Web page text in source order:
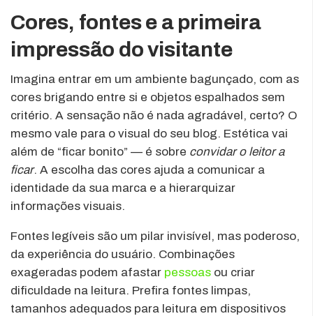
Cores, fontes e a primeira
impressão do visitante
Imagina entrar em um ambiente bagunçado, com as
cores brigando entre si e objetos espalhados sem
critério. A sensação não é nada agradável, certo? O
mesmo vale para o visual do seu blog. Estética vai
além de “ficar bonito” — é sobre convidar o leitor a
ficar. A escolha das cores ajuda a comunicar a
identidade da sua marca e a hierarquizar
informações visuais.
Fontes legíveis são um pilar invisível, mas poderoso,
da experiência do usuário. Combinações
exageradas podem afastar pessoas ou criar
dificuldade na leitura. Prefira fontes limpas,
tamanhos adequados para leitura em dispositivos